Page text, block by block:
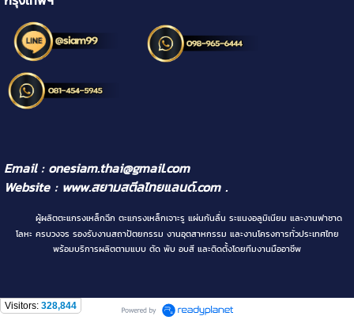
Email : onesiam.thai@gmail.com
Website : www.สยามสตีลไทยแลนด์.com.
ผู้ผลิตตะแกรงเหล็กฉีก ตะแกรงเหล็กเจาะรู แผ่นกันลื่น ระแนงอลูมิเนียม และงานฟาซาด
โลหะ ครบวงจร รองรับงานสถาปัตยกรรม งานอุตสาหกรรม และงานโครงการทั่วประเทศไทย
พร้อมบริการผลิตตามแบบ ตัด พับ อบสี และติดตั้งโดยทีมงานมืออาชีพ
Visitors: 328,844